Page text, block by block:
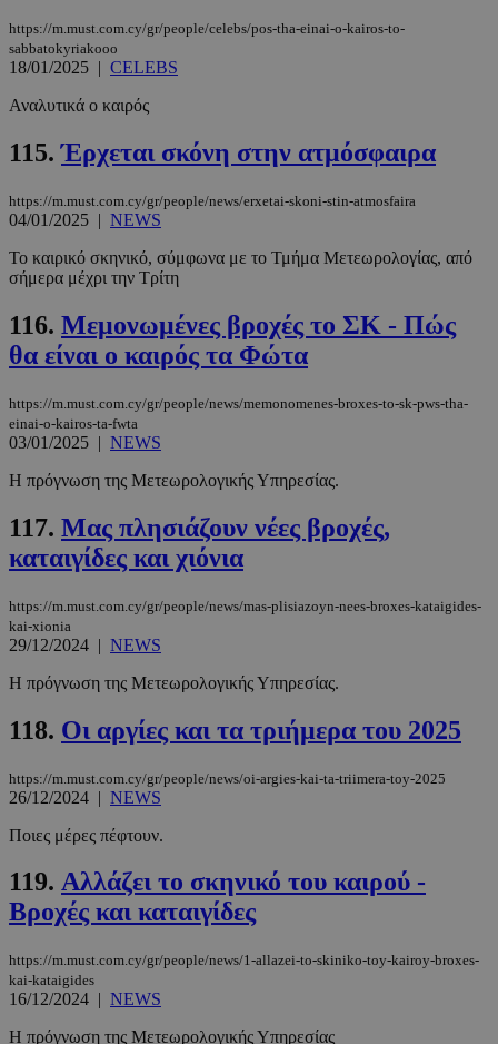
https://m.must.com.cy/gr/people/celebs/pos-tha-einai-o-kairos-to-
sabbatokyriakooo
18/01/2025 | CELEBS
Αναλυτικά ο καιρός
115.Έρχεται σκόνη στην ατμόσφαιρα
https://m.must.com.cy/gr/people/news/erxetai-skoni-stin-atmosfaira
04/01/2025 | NEWS
Το καιρικό σκηνικό, σύμφωνα με το Τμήμα Μετεωρολογίας, από
σήμερα μέχρι την Τρίτη
116. Μεμονωμένες βροχές το ΣΚ - Πώς
θα είναι ο καιρός τα Φώτα
https://m.must.com.cy/gr/people/news/memonomenes-broxes-to-sk-pws-tha-
einai-o-kairos-ta-fwta
03/01/2025 | NEWS
Η πρόγνωση της Μετεωρολογικής Υπηρεσίας.
117. Μας πλησιάζουν νέες βροχές,
καταιγίδες και χιόνια
https://m.must.com.cy/gr/people/news/mas-plisiazoyn-nees-broxes-kataigides-
kai-xionia
29/12/2024 | NEWS
Η πρόγνωση της Μετεωρολογικής Υπηρεσίας.
118. Οι αργίες και τα τριήμερα του 2025
https://m.must.com.cy/gr/people/news/oi-argies-kai-ta-triimera-toy-2025
26/12/2024 | NEWS
Ποιες μέρες πέφτουν.
119. Αλλάζει το σκηνικό του καιρού -
Βροχές και καταιγίδες
https://m.must.com.cy/gr/people/news/1-allazei-to-skiniko-toy-kairoy-broxes-
kai-kataigides
16/12/2024 | NEWS
Η πρόγνωση της Μετεωρολογικής Υπηρεσίας
CookieScriptConsent
adserver.com
PHPSESSID
PHP.net
www.must.com.cy